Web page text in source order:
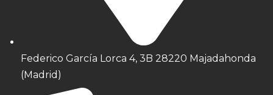
Federico García Lorca 4, 3B 28220 Majadahonda
(Madrid)